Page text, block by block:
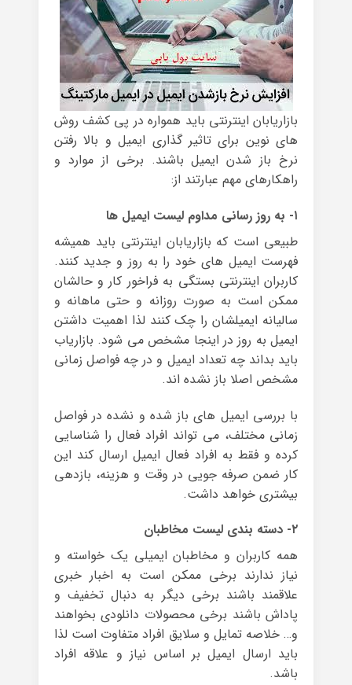
بازاریابان اینترنتی باید همواره در پی کشف روش
های نوین برای تاثیر گذاری ایمیل و بالا رفتن
نرخ باز شدن ایمیل باشند. برخی از موارد و
راهکارهای مهم عبارتند از:
۱- به روز رسانی مداوم لیست ایمیل ها
طبیعی است که بازاریابان اینترنتی باید همیشه
فهرست ایمیل های خود را به روز و جدید کنند.
کاربران اینترنتی بستگی به فراخور کار و حالشان
ممکن است به صورت روزانه و حتی ماهانه و
سالیانه ایمیلشان را چک کنند لذا اهمیت داشتن
ایمیل به روز در اینجا مشخص می شود. بازاریاب
باید بداند چه تعداد ایمیل و در چه فواصل زمانی
مشخص اصلا باز نشده اند.
با بررسی ایمیل های باز شده و نشده در فواصل
زمانی مختلف، می تواند افراد فعال را شناسایی
کرده و فقط به افراد فعال ایمیل ارسال کند این
کار ضمن صرفه جویی در وقت و هزینه، بازدهی
بیشتری خواهد داشت.
۲- دسته بندی لیست مخاطبان
همه کاربران و مخاطبان ایمیلی یک خواسته و
نیاز ندارند برخی ممکن است به اخبار خبری
علاقمند باشند برخی دیگر به دنبال تخفیف و
پاداش باشند برخی محصولات دانلودی بخواهند
و… خلاصه تمایل و سلایق افراد متفاوت است لذا
باید ارسال ایمیل بر اساس نیاز و علاقه افراد
باشد.